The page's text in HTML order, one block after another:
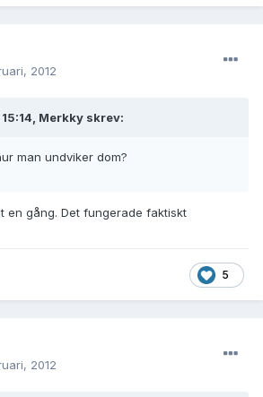
2012
Merkky skrev:
man undviker dom?
en gång. Det fungerade faktiskt
5
2012